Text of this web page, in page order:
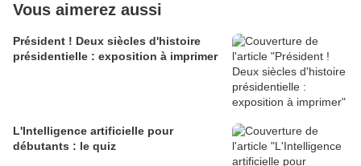
Vous aimerez aussi
Président ! Deux siècles d'histoire
présidentielle : exposition à imprimer
L'Intelligence artificielle pour
débutants : le quiz